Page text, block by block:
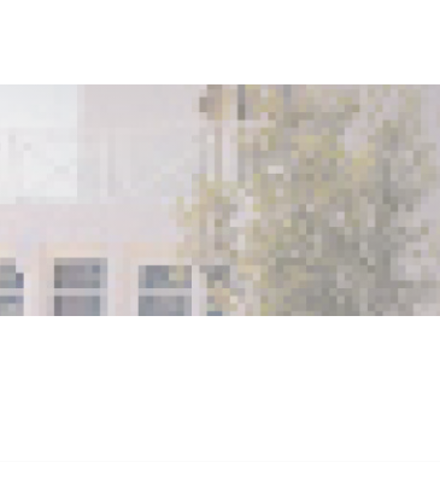
scelte sui cookie